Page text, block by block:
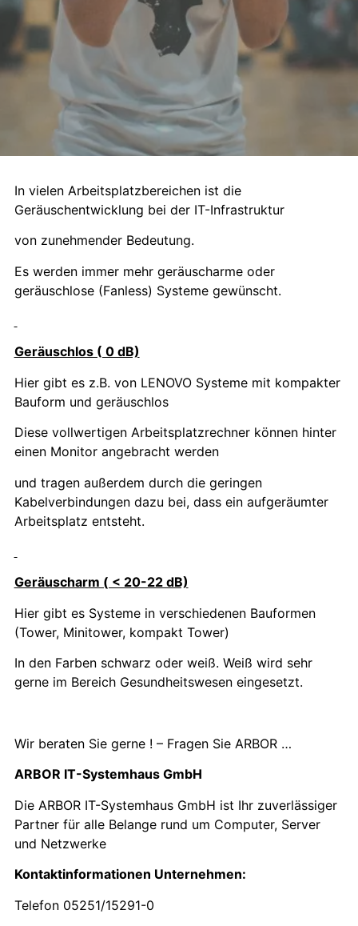
In vielen Arbeitsplatzbereichen ist die
Geräuschentwicklung bei der IT-Infrastruktur
von zunehmender Bedeutung.
Es werden immer mehr geräuscharme oder
geräuschlose (Fanless) Systeme gewünscht.
Geräuschlos ( 0 dB)
Hier gibt es z.B. von LENOVO Systeme mit kompakter
Bauform und geräuschlos
Diese vollwertigen Arbeitsplatzrechner können hinter
einen Monitor angebracht werden
und tragen außerdem durch die geringen
Kabelverbindungen dazu bei, dass ein aufgeräumter
Arbeitsplatz entsteht.
Geräuscharm ( < 20-22 dB)
Hier gibt es Systeme in verschiedenen Bauformen
(Tower, Minitower, kompakt Tower)
In den Farben schwarz oder weiß. Weiß wird sehr
gerne im Bereich Gesundheitswesen eingesetzt.
Wir beraten Sie gerne ! – Fragen Sie ARBOR …
ARBOR IT-Systemhaus GmbH
Die ARBOR IT-Systemhaus GmbH ist Ihr zuverlässiger
Partner für alle Belange rund um Computer, Server
und Netzwerke
Kontaktinformationen Unternehmen:
Telefon 05251/15291-0